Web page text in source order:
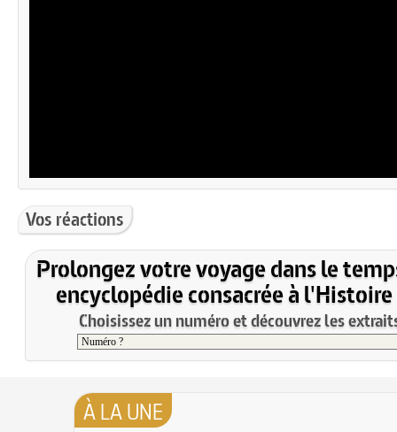
Vos réactions
Prolongez votre voyage dans le
encyclopédie consacrée à l'Histoire
Choisissez un numéro et découvrez les
À LA UNE